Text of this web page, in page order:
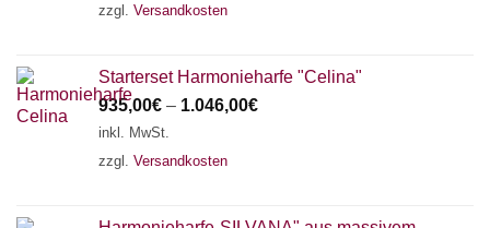
zzgl. Versandkosten
Starterset Harmonieharfe "Celina"
935,00€ – 1.046,00€
inkl. MwSt.
zzgl. Versandkosten